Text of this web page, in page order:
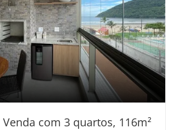
com 3 quartos, 116m²